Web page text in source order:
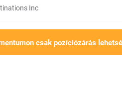
Inc
csak pozíciózárás